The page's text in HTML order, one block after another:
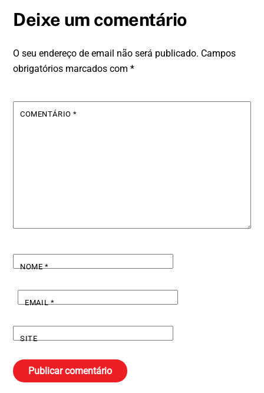
Deixe um comentário
O seu endereço de email não será publicado. Campos
obrigatórios marcados com*
COMENTÁRIO*
NOME*
EMAIL*
SITE